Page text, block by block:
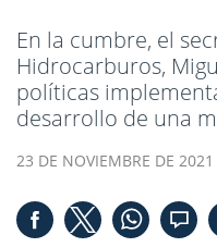
En la cumbre, el
Hidrocarburos,
políticas
desarrollo de una
23 DE NOVIEMBRE DE 2021